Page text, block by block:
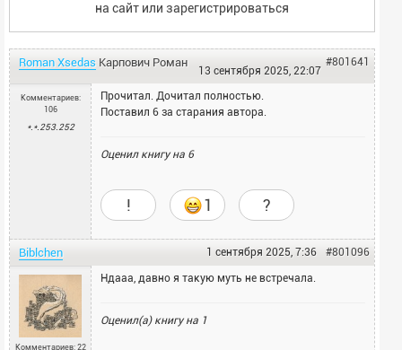
на сайт или зарегистрироваться
Roman Xsedas Карпович Роман #801641
13 сентября 2025, 22:07
Комментариев:
106
*.*.253.252
Прочитал. Дочитал полностью.
Поставил 6 за старания автора.
Оценил книгу на 6
! 1 ?
Biblchen #801096
1 сентября 2025, 7:36
Комментариев: 22
Ндааа, давно я такую муть не встречала.
Оценил(а) книгу на 1